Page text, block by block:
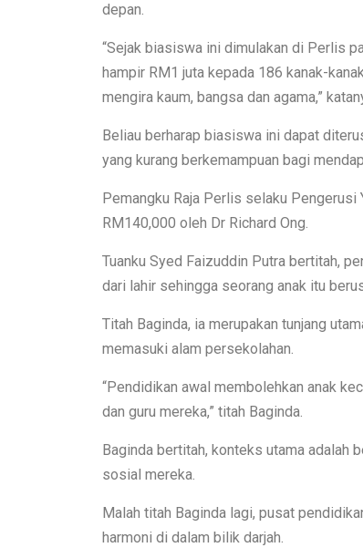
depan.
“Sejak biasiswa ini dimulakan di Perlis
hampir RM1 juta kepada 186 kanak-
mengira kaum, bangsa dan agama,”
Beliau berharap biasiswa ini dapat
yang kurang berkemampuan bagi
Pemangku Raja Perlis selaku
RM140,000 oleh Dr Richard Ong.
Tuanku Syed Faizuddin Putra bertitah,
dari lahir sehingga seorang anak itu
Titah Baginda, ia merupakan tunjang
memasuki alam persekolahan.
“Pendidikan awal membolehkan anak
dan guru mereka,” titah Baginda.
Baginda bertitah, konteks utama adalah
sosial mereka.
Malah titah Baginda lagi, pusat
harmoni di dalam bilik darjah.